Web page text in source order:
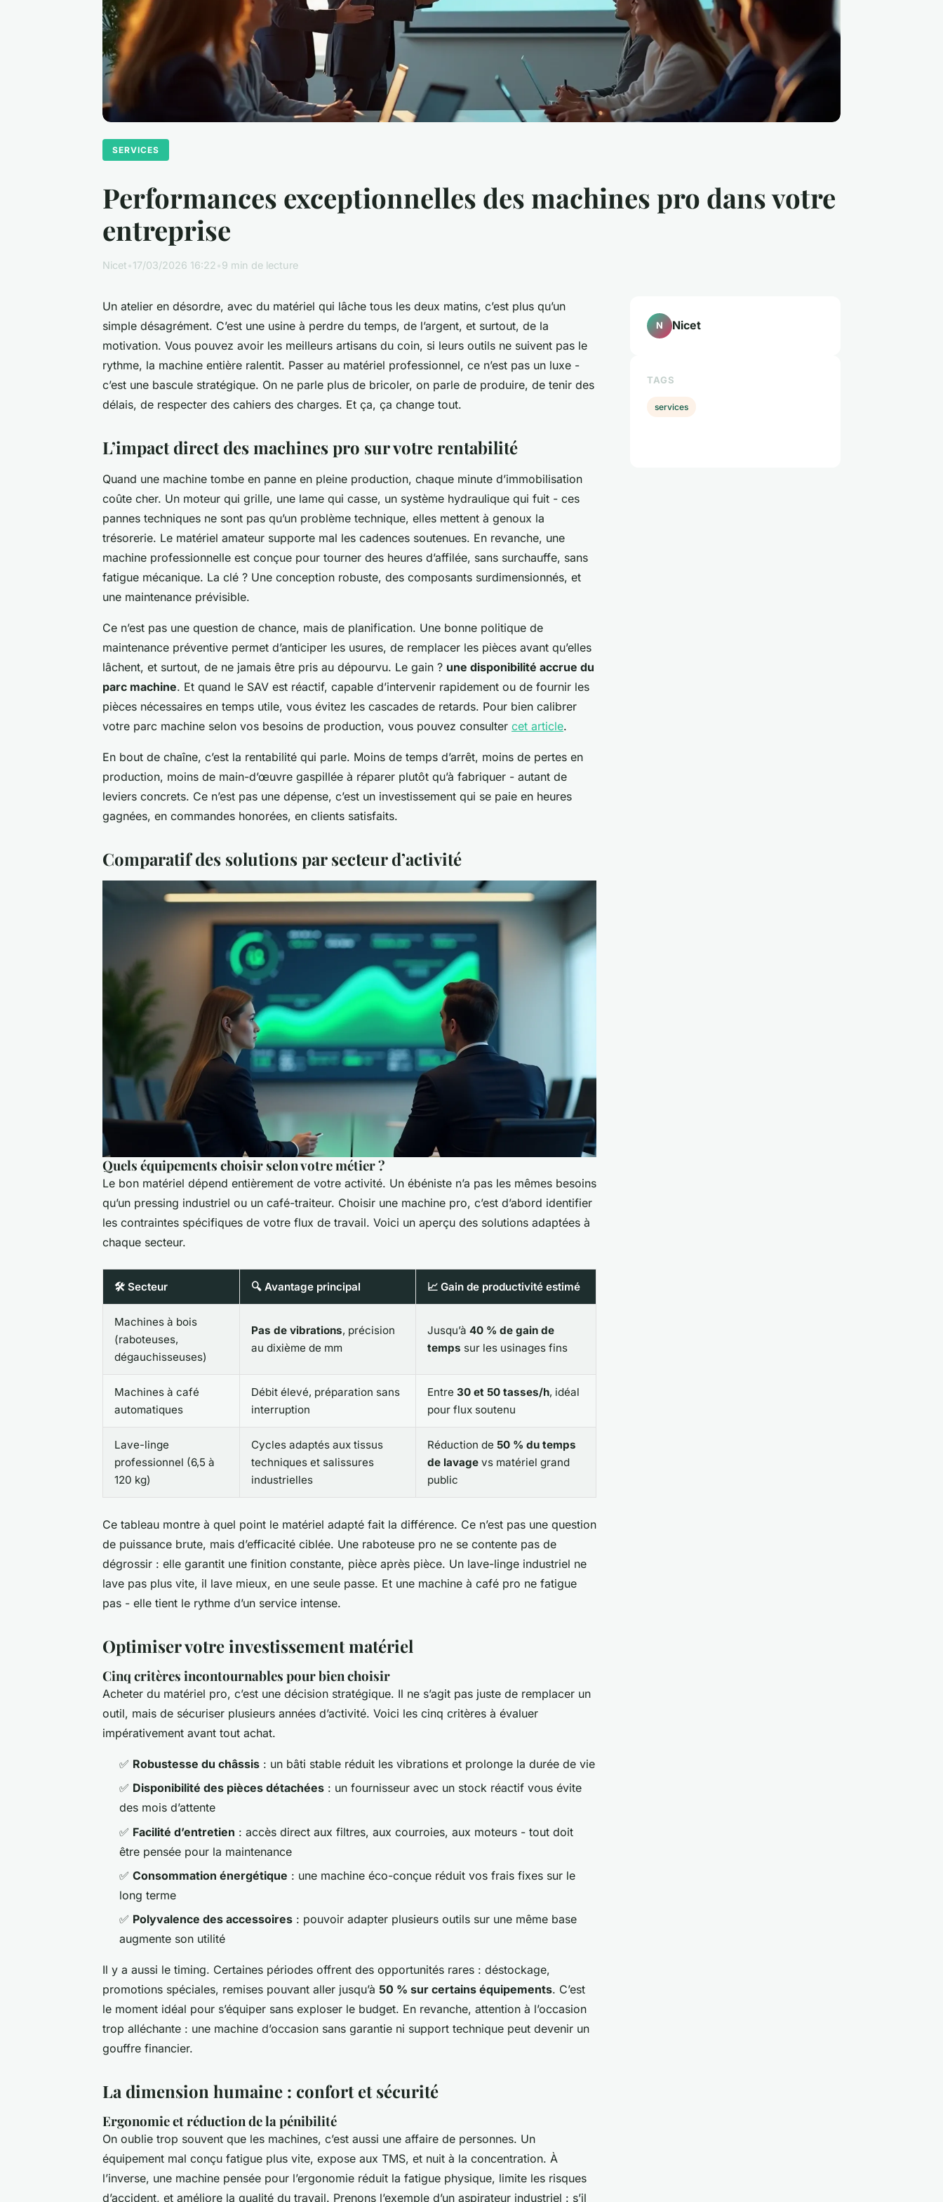
SERVICES
Performances exceptionnelles des machines pro dans votre
entreprise
Nicet•17/03/2026 16:22•9 min de lecture
Un atelier en désordre, avec du matériel qui lâche tous les deux matins, c’est plus qu’un
simple désagrément. C’est une usine à perdre du temps, de l’argent, et surtout, de la
motivation. Vous pouvez avoir les meilleurs artisans du coin, si leurs outils ne suivent pas le
rythme, la machine entière ralentit. Passer au matériel professionnel, ce n’est pas un luxe -
c’est une bascule stratégique. On ne parle plus de bricoler, on parle de produire, de tenir des
délais, de respecter des cahiers des charges. Et ça, ça change tout.
L’impact direct des machines pro sur votre rentabilité
Quand une machine tombe en panne en pleine production, chaque minute d’immobilisation
coûte cher. Un moteur qui grille, une lame qui casse, un système hydraulique qui fuit - ces
pannes techniques ne sont pas qu’un problème technique, elles mettent à genoux la
trésorerie. Le matériel amateur supporte mal les cadences soutenues. En revanche, une
machine professionnelle est conçue pour tourner des heures d’affilée, sans surchauffe, sans
fatigue mécanique. La clé ? Une conception robuste, des composants surdimensionnés, et
une maintenance prévisible.
Ce n’est pas une question de chance, mais de planification. Une bonne politique de
maintenance préventive permet d’anticiper les usures, de remplacer les pièces avant qu’elles
lâchent, et surtout, de ne jamais être pris au dépourvu. Le gain ? une disponibilité accrue du
parc machine. Et quand le SAV est réactif, capable d’intervenir rapidement ou de fournir les
pièces nécessaires en temps utile, vous évitez les cascades de retards. Pour bien calibrer
votre parc machine selon vos besoins de production, vous pouvez consulter cet article.
En bout de chaîne, c’est la rentabilité qui parle. Moins de temps d’arrêt, moins de pertes en
production, moins de main-d’œuvre gaspillée à réparer plutôt qu’à fabriquer - autant de
leviers concrets. Ce n’est pas une dépense, c’est un investissement qui se paie en heures
gagnées, en commandes honorées, en clients satisfaits.
Comparatif des solutions par secteur d’activité
Quels équipements choisir selon votre métier ?
Le bon matériel dépend entièrement de votre activité. Un ébéniste n’a pas les mêmes besoins
qu’un pressing industriel ou un café-traiteur. Choisir une machine pro, c’est d’abord identifier
les contraintes spécifiques de votre flux de travail. Voici un aperçu des solutions adaptées à
chaque secteur.
🛠️ Secteur 🔍 Avantage principal 📈 Gain de productivité estimé
Machines à bois
(raboteuses,
dégauchisseuses)
Pas de vibrations, précision
au dixième de mm
Jusqu’à 40 % de gain de
temps sur les usinages fins
Machines à café
automatiques
Débit élevé, préparation sans
interruption
Entre 30 et 50 tasses/h, idéal
pour flux soutenu
Lave-linge
professionnel (6,5 à
120 kg)
Cycles adaptés aux tissus
techniques et salissures
industrielles
Réduction de 50 % du temps
de lavage vs matériel grand
public
Ce tableau montre à quel point le matériel adapté fait la différence. Ce n’est pas une question
de puissance brute, mais d’efficacité ciblée. Une raboteuse pro ne se contente pas de
dégrossir : elle garantit une finition constante, pièce après pièce. Un lave-linge industriel ne
lave pas plus vite, il lave mieux, en une seule passe. Et une machine à café pro ne fatigue
pas - elle tient le rythme d’un service intense.
Optimiser votre investissement matériel
Cinq critères incontournables pour bien choisir
Acheter du matériel pro, c’est une décision stratégique. Il ne s’agit pas juste de remplacer un
outil, mais de sécuriser plusieurs années d’activité. Voici les cinq critères à évaluer
impérativement avant tout achat.
✅ Robustesse du châssis : un bâti stable réduit les vibrations et prolonge la durée de vie
✅ Disponibilité des pièces détachées : un fournisseur avec un stock réactif vous évite
des mois d’attente
✅ Facilité d’entretien : accès direct aux filtres, aux courroies, aux moteurs - tout doit
être pensée pour la maintenance
✅ Consommation énergétique : une machine éco-conçue réduit vos frais fixes sur le
long terme
✅ Polyvalence des accessoires : pouvoir adapter plusieurs outils sur une même base
augmente son utilité
Il y a aussi le timing. Certaines périodes offrent des opportunités rares : déstockage,
promotions spéciales, remises pouvant aller jusqu’à 50 % sur certains équipements. C’est
le moment idéal pour s’équiper sans exploser le budget. En revanche, attention à l’occasion
trop alléchante : une machine d’occasion sans garantie ni support technique peut devenir un
gouffre financier.
La dimension humaine : confort et sécurité
Ergonomie et réduction de la pénibilité
On oublie trop souvent que les machines, c’est aussi une affaire de personnes. Un
équipement mal conçu fatigue plus vite, expose aux TMS, et nuit à la concentration. À
l’inverse, une machine pensée pour l’ergonomie réduit la fatigue physique, limite les risques
d’accident, et améliore la qualité du travail. Prenons l’exemple d’un aspirateur industriel : s’il
N Nicet
TAGS
services